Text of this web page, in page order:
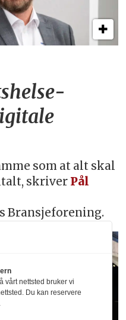
som at alt skal
skriver Pål
Bransjeforening.
vårt nettsted bruker vi
Du kan reservere